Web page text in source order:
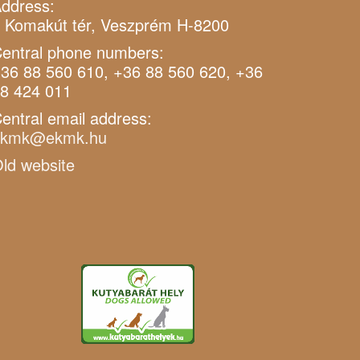
tér, Veszprém H-8200
phone numbers:
88 560 610, +36 88 560 620, +36
424 011
email address:
website